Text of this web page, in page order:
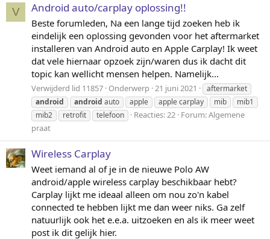
V Android auto/carplay oplossing!!
Beste forumleden, Na een lange tijd zoeken heb ik
eindelijk een oplossing gevonden voor het aftermarket
installeren van Android auto en Apple Carplay! Ik weet
dat vele hiernaar opzoek zijn/waren dus ik dacht dit
topic kan wellicht mensen helpen. Namelijk...
Verwijderd lid 11857 Onderwerp 21 juni 2021
aftermarket
android
android auto apple apple carplay mib
mib1
mib2
retrofit telefoon Reacties: 22 Forum:Algemene
praat
Wireless Carplay
Weet iemand al of je in de nieuwe Polo AW
android/apple wireless carplay beschikbaar hebt?
Carplay lijkt me ideaal alleen om nou zo'n kabel
connected te hebben lijkt me dan weer niks. Ga zelf
natuurlijk ook het e.e.a. uitzoeken en als ik meer weet
post ik dit gelijk hier.